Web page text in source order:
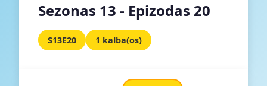
Sezonas 13 - Epizodas 20
S13E20 1 kalba(os)